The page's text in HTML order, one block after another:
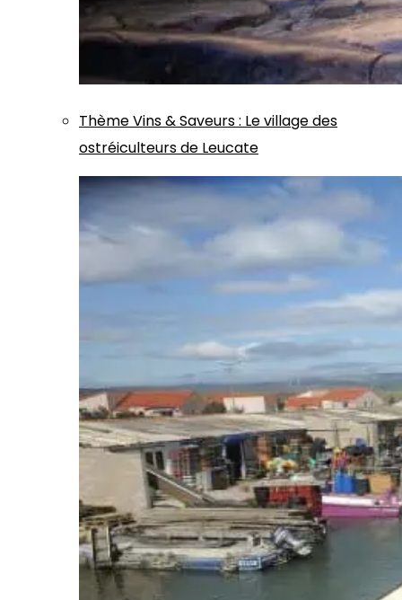
ThèmeVins & Saveurs: Le village des
ostréiculteurs de Leucate